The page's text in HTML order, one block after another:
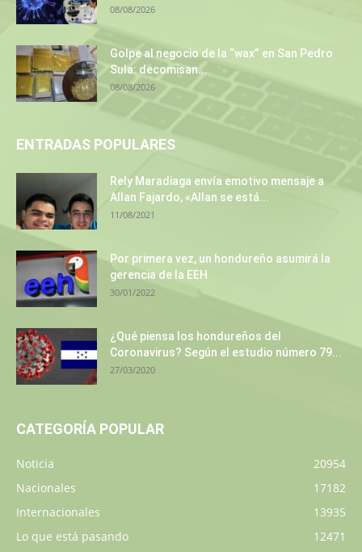
08/08/2026
Golpe al negocio de la “wax” en San Pedro
Sula: decomisan...
08/08/2026
ENTRADAS POPULARES
Rely Maradiaga envía emotivo mensaje a
Allan Fajardo, «Allan se está...
11/08/2021
Por primera vez, un hondureño asumirá la
gerencia de la EEH
30/01/2022
¿Qué piensa los hondureños del
Coronavirus? Según el estudio número 79...
27/03/2020
CATEGORÍA POPULAR
Noticia
20954
Nacionales
17182
Internacionales
13935
Lo que está pasando
12471